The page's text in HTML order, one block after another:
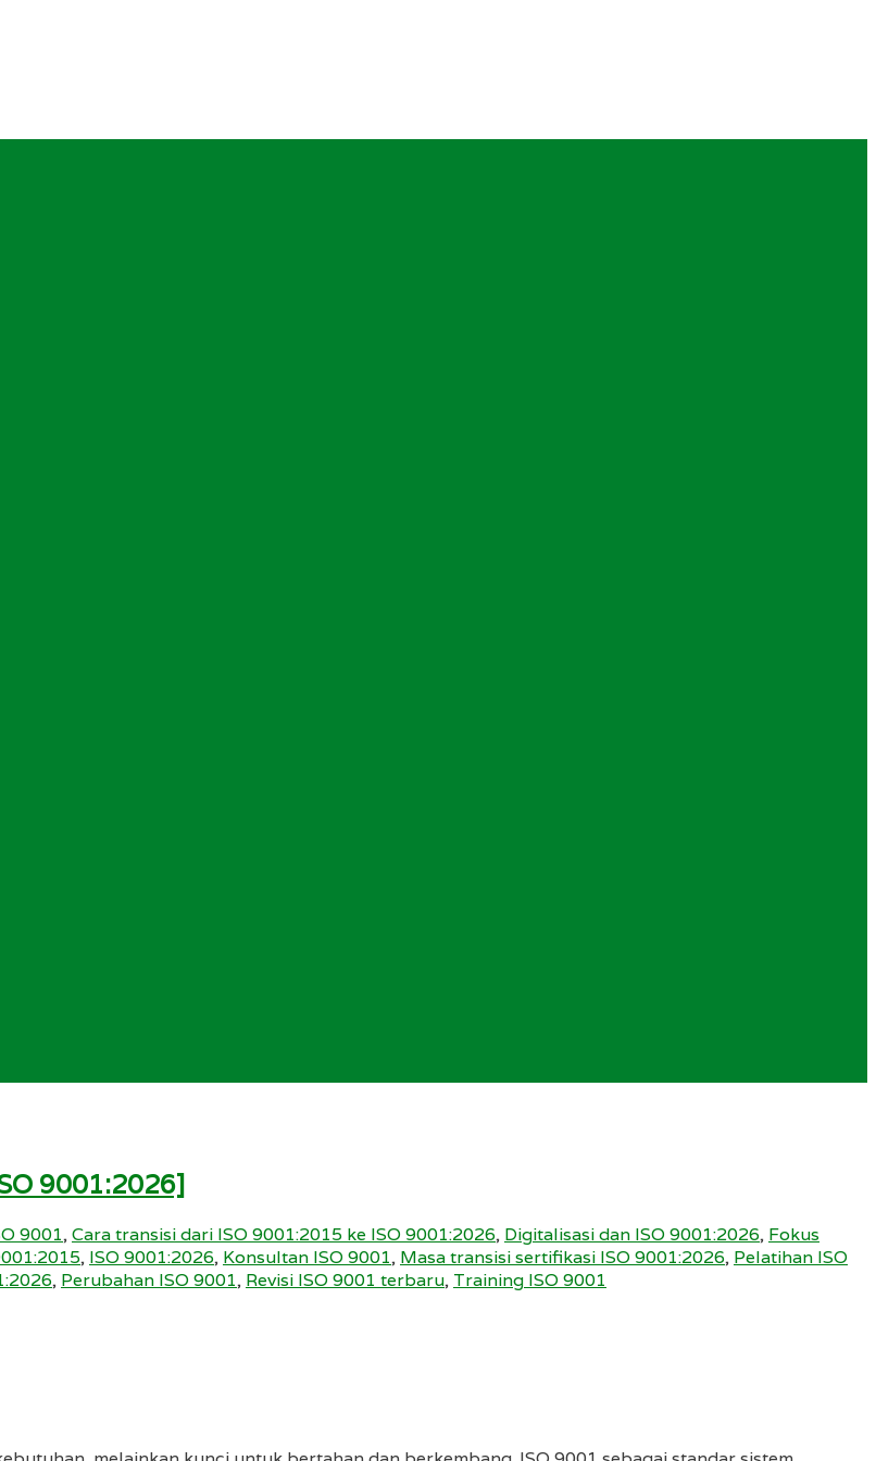
9001:2026]
9001,Cara transisi dari ISO 9001:2015 ke ISO 9001:2026, Digitalisasi dan ISO 9001:2026, Fokus
, ISO 9001:2026, Konsultan ISO 9001, Masa transisi sertifikasi ISO 9001:2026, Pelatihan ISO
, Perubahan ISO 9001, Revisi ISO 9001 terbaru, Training ISO 9001